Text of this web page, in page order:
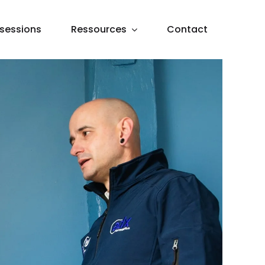
Ressources Contact